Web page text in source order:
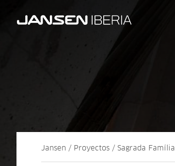
Jansen / Proyectos / Sagrada Família